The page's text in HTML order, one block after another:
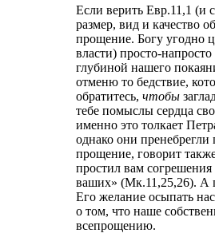
Если верить Евр.11,1 (и
размер, вид и качество
прощение. Богу угодно
власти) просто-
глубиной нашего
отменю то бедствие,
обратитесь, чтобы
тебе помыслы сердца
именно это толкает
однако они
прощение, говорит
простил вам
ваших» (Мк.11,25,26). А
Его желание осыпать
о том, что наше
всепрощению.